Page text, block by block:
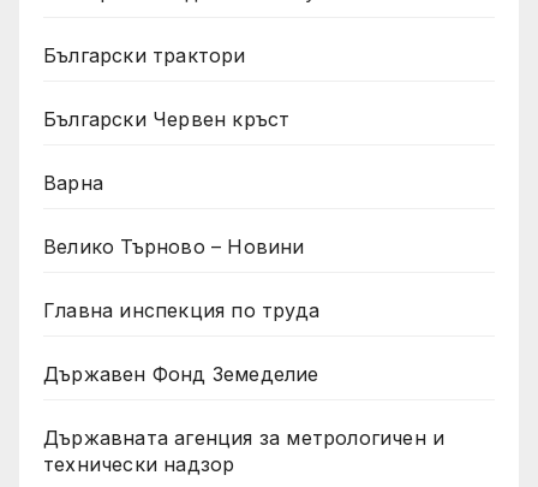
Български трактори
Български Червен кръст
Варна
Велико Търново – Новини
Главна инспекция по труда
Държавен Фонд Земеделие
Държавната агенция за метрологичен и
технически надзор